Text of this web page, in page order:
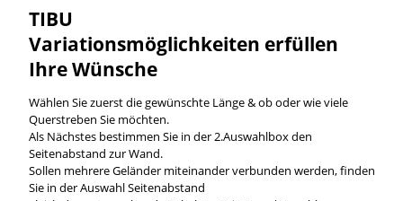
TIBU
Variationsmöglichkeiten erfüllen
Ihre Wünsche
Wählen Sie zuerst die gewünschte Länge & ob oder wie viele
Querstreben Sie möchten.
Als Nächstes bestimmen Sie in der 2.Auswahlbox den
Seitenabstand zur Wand.
Sollen mehrere Geländer miteinander verbunden werden, finden
Sie in der Auswahl Seitenabstand